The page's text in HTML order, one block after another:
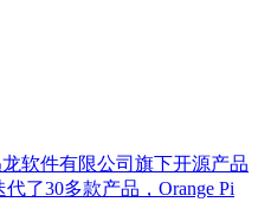
软件有限公司旗下开源产品
了30多款产品，Orange Pi